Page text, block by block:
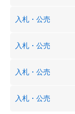
入札・公売
入札・公売
入札・公売
入札・公売